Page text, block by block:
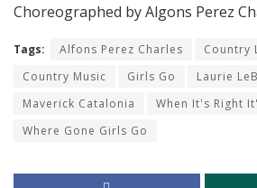
Choreographed by Algons Perez
Tags: Alfons Perez Charles
Country
Country Music
Girls Go
Laurie
Maverick Catalonia
When It's Right
Where Gone Girls Go